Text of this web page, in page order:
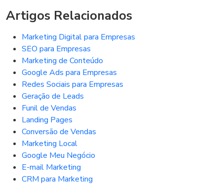
Artigos Relacionados
Marketing Digital para Empresas
SEO para Empresas
Marketing de Conteúdo
Google Ads para Empresas
Redes Sociais para Empresas
Geração de Leads
Funil de Vendas
Landing Pages
Conversão de Vendas
Marketing Local
Google Meu Negócio
E-mail Marketing
CRM para Marketing